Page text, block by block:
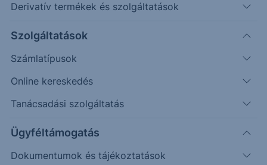
Derivatív termékek és szolgáltatások
Szolgáltatások
Számlatípusok
Online kereskedés
Tanácsadási szolgáltatás
Ügyféltámogatás
Dokumentumok és tájékoztatások
86.0000
86.7500